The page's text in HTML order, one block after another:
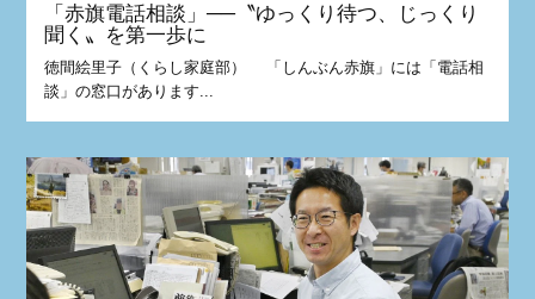
「赤旗電話相談」──〝ゆっくり待つ、じっくり
聞く〟を第一歩に
徳間絵里子（くらし家庭部） 「しんぶん赤旗」には「電話相
談」の窓口があります...